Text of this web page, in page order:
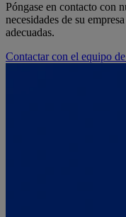
Póngase en contacto con
necesidades de su
adecuadas.
Contactar con el equipo